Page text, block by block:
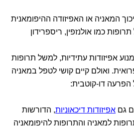
המאניה או האפיזודה ההיפומאנית
כמו אולנזפין, ריספרידון
אפיזודות עתידיות, למשל תרופות
ואולם קיים קושי לטפל במאניה
דו-קוטבית:
גם אפיזודות דיכאוניות, הדורשות
למאניה והתרופות להיפומאניה